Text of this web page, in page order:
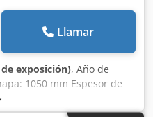
Llamar
exposición), Año de
1050 mm Espesor de
Ángulo de plegado
superior: 100 mm